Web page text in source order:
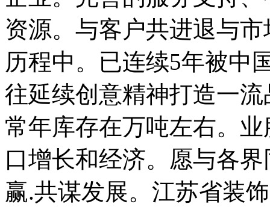
资源。与客户共进退与
历程中。已连续5年被中
往延续创意精神打造一
常年库存在万吨左右。
口增长和经济。愿与各
赢.共谋发展。江苏省装